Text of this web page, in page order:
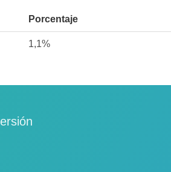
Porcentaje
1,1%